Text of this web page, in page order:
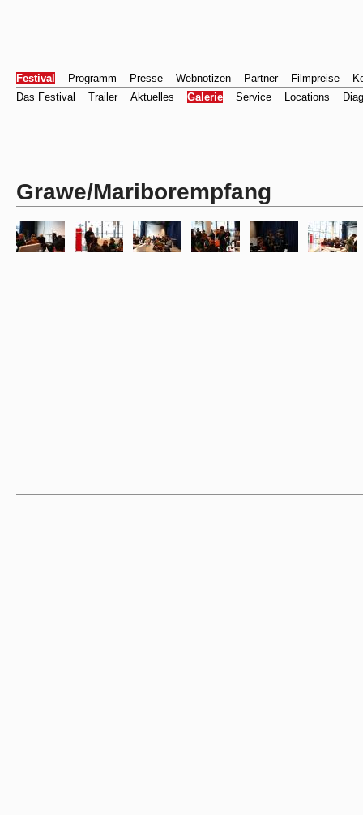
Festival Programm Presse Webnotizen Partner Filmpreise
Das Festival
Trailer Aktuelles Galerie Service Locations
Grawe/Mariborempfang